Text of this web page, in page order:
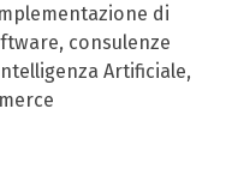
di
consulenze
Artificiale,